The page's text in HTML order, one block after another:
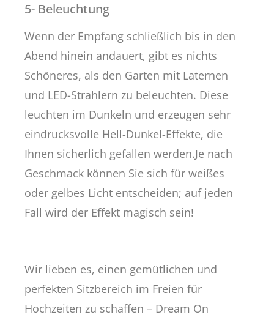
5- Beleuchtung
Wenn der Empfang schließlich bis in den
Abend hinein andauert, gibt es nichts
Schöneres, als den Garten mit Laternen
und LED-Strahlern zu beleuchten. Diese
leuchten im Dunkeln und erzeugen sehr
eindrucksvolle Hell-Dunkel-Effekte, die
Ihnen sicherlich gefallen werden.Je nach
Geschmack können Sie sich für weißes
oder gelbes Licht entscheiden; auf jeden
Fall wird der Effekt magisch sein!
Wir lieben es, einen gemütlichen und
perfekten Sitzbereich im Freien für
Hochzeiten zu schaffen – Dream On